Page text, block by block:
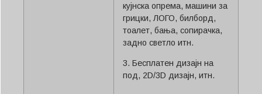
кујнска опрема, машини за
грицки, ЛОГО, билборд,
тоалет, бања, сопирачка,
задно светло итн.
3. Бесплатен дизајн на
под, 2D/3D дизајн, итн.